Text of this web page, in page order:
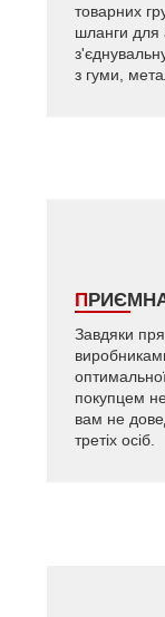
товарних
шланги для
з гуми,
Завдяки
покупцем
вам не
третіх осіб.